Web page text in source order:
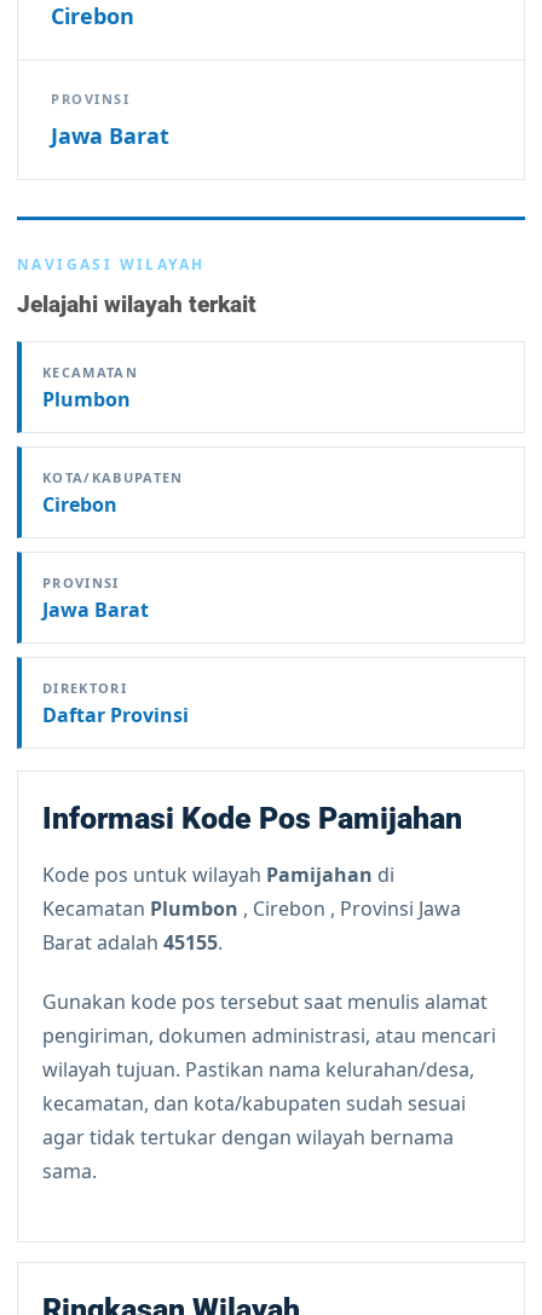
Cirebon
PROVINSI
Jawa Barat
NAVIGASI WILAYAH
Jelajahi wilayah terkait
KECAMATAN
Plumbon
KOTA/KABUPATEN
Cirebon
PROVINSI
Jawa Barat
DIREKTORI
Daftar Provinsi
Informasi Kode Pos Pamijahan
Kode pos untuk wilayah Pamijahan di
Kecamatan Plumbon , Cirebon , Provinsi Jawa
Barat adalah 45155.
Gunakan kode pos tersebut saat menulis alamat
pengiriman, dokumen administrasi, atau mencari
wilayah tujuan. Pastikan nama kelurahan/desa,
kecamatan, dan kota/kabupaten sudah sesuai
agar tidak tertukar dengan wilayah bernama
sama.